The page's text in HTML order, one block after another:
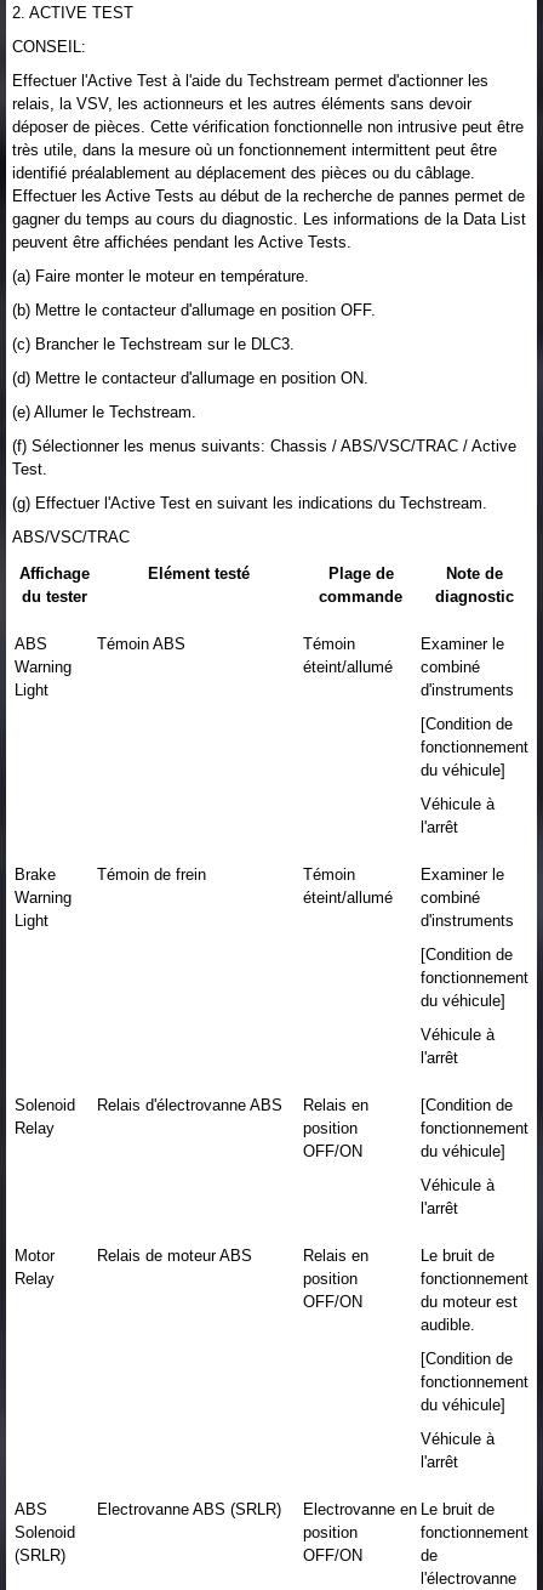
2. ACTIVE TEST
CONSEIL:
Effectuer l'Active Test à l'aide du Techstream permet d'actionner les
relais, la VSV, les actionneurs et les autres éléments sans devoir
déposer de pièces. Cette vérification fonctionnelle non intrusive peut être
très utile, dans la mesure où un fonctionnement intermittent peut être
identifié préalablement au déplacement des pièces ou du câblage.
Effectuer les Active Tests au début de la recherche de pannes permet de
gagner du temps au cours du diagnostic. Les informations de la Data List
peuvent être affichées pendant les Active Tests.
(a) Faire monter le moteur en température.
(b) Mettre le contacteur d'allumage en position OFF.
(c) Brancher le Techstream sur le DLC3.
(d) Mettre le contacteur d'allumage en position ON.
(e) Allumer le Techstream.
(f) Sélectionner les menus suivants: Chassis / ABS/VSC/TRAC / Active
Test.
(g) Effectuer l'Active Test en suivant les indications du Techstream.
ABS/VSC/TRAC
Affichage
du tester
Elément testé
Plage de
commande
Note de
diagnostic
ABS
Warning
Light
Témoin ABS
Témoin
éteint/allumé
Examiner le
combiné
d'instruments
[Condition de
fonctionnement
du véhicule]
Véhicule à
l'arrêt
Brake
Warning
Light
Témoin de frein
Témoin
éteint/allumé
Examiner le
combiné
d'instruments
[Condition de
fonctionnement
du véhicule]
Véhicule à
l'arrêt
Solenoid
Relay
Relais d'électrovanne ABS
Relais en
position
OFF/ON
[Condition de
fonctionnement
du véhicule]
Véhicule à
l'arrêt
Motor
Relay
Relais de moteur ABS
Relais en
position
OFF/ON
Le bruit de
fonctionnement
du moteur est
audible.
[Condition de
fonctionnement
du véhicule]
Véhicule à
l'arrêt
ABS
Solenoid
(SRLR)
Electrovanne ABS (SRLR)
Electrovanne en
position
OFF/ON
Le bruit de
fonctionnement
de
l'électrovanne